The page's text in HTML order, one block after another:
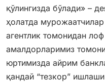
қўлингизда бўлади» –
ҳолатда
агентлик томонидан
амалдорларимиз
юртимизда айрим
қандай “тезкор”